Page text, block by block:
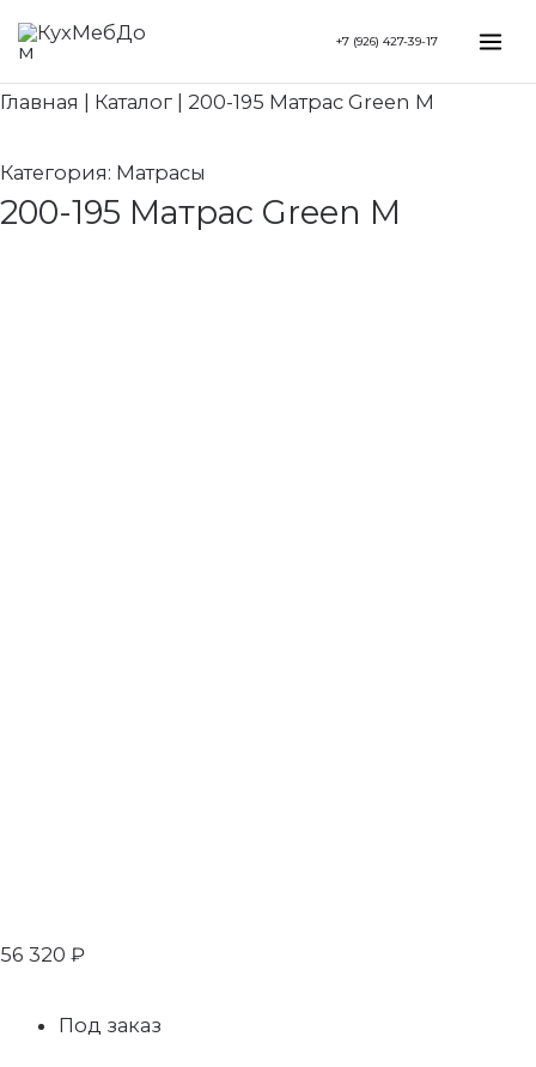
Перейти
содержимому
+7 (926) 427-39-17
Главная Каталог 200-195 Матрас Green M
Категория: Матрасы
200-195 Матрас Green M
56 320 ₽
Под заказ